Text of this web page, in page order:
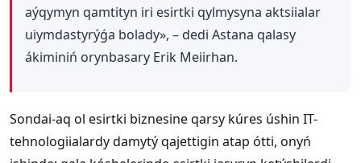
aýqymyn qamtityn iri esirtki qylmysyna aktsiialar
uiymdastyrýǵa bolady», – dedi Astana qalasy
ákiminiń orynbasary Erik Meiirhan.
Sondai-aq ol esirtki biznesine qarsy kúres úshin IT-
tehnologiialardy damytý qajettigin atap ótti, onyń